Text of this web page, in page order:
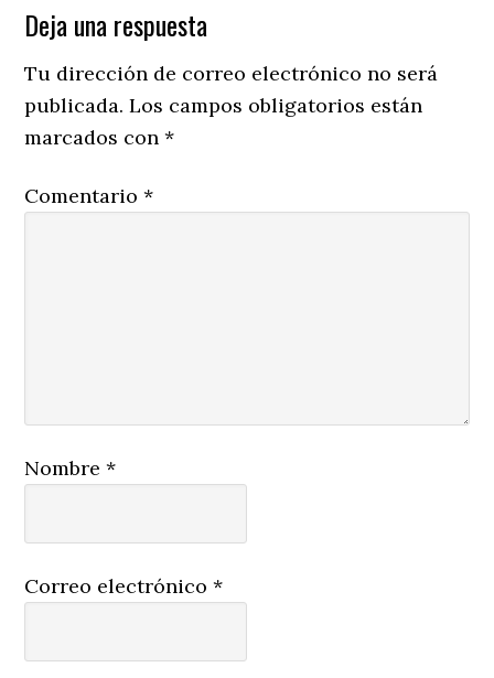
Reader
Interactions
Deja una respuesta
Tu dirección de correo electrónico no será
publicada. Los campos obligatorios están
marcados con*
Comentario*
Nombre*
Correo electrónico*